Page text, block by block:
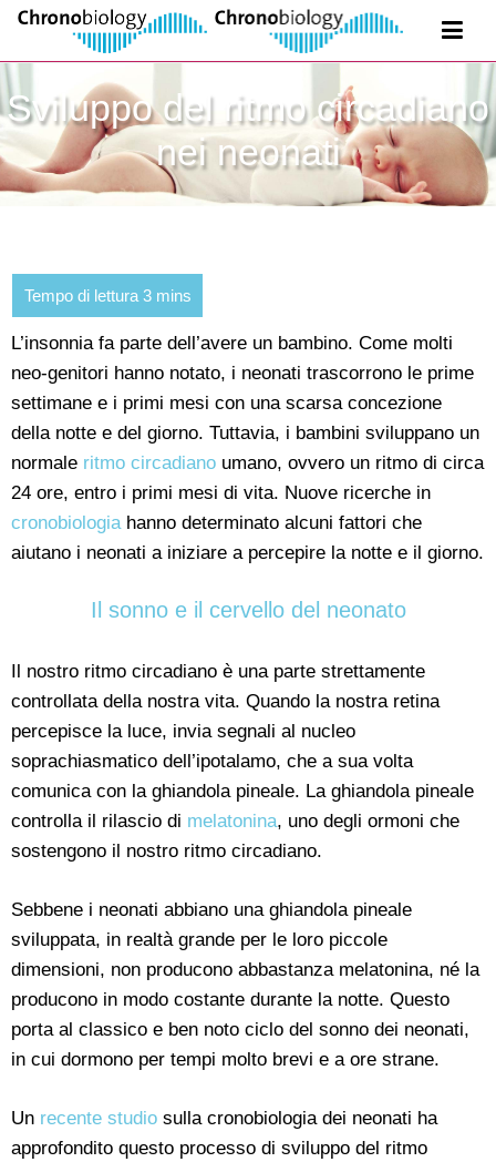
Sviluppo del ritmo circadiano
nei neonati
L’insonnia fa parte dell’avere un bambino. Come molti
neo-genitori hanno notato, i neonati trascorrono le prime
settimane e i primi mesi con una scarsa concezione
della notte e del giorno. Tuttavia, i bambini sviluppano un
normale ritmo circadiano umano, ovvero un ritmo di circa
24 ore, entro i primi mesi di vita. Nuove ricerche in
cronobiologiahanno determinato alcuni fattori che
aiutano i neonati a iniziare a percepire la notte e il giorno.
Il sonno e il cervello del neonato
Il nostro ritmo circadiano è una parte strettamente
controllata della nostra vita. Quando la nostra retina
percepisce la luce, invia segnali al nucleo
soprachiasmatico dell’ipotalamo, che a sua volta
comunica con la ghiandola pineale. La ghiandola pineale
controlla il rilascio di melatonina, uno degli ormoni che
sostengono il nostro ritmo circadiano.
Sebbene i neonati abbiano una ghiandola pineale
sviluppata, in realtà grande per le loro piccole
dimensioni, non producono abbastanza melatonina, né la
producono in modo costante durante la notte. Questo
porta al classico e ben noto ciclo del sonno dei neonati,
in cui dormono per tempi molto brevi e a ore strane.
Un recente studio sulla cronobiologia dei neonati ha
approfondito questo processo di sviluppo del ritmo